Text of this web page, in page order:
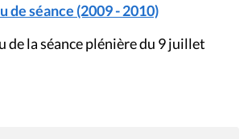
de séance (2009 - 2010)
de la séance plénière du 9 juillet